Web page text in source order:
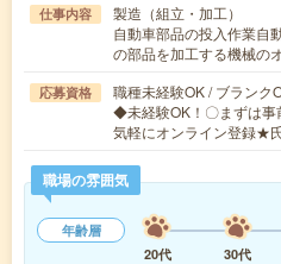
仕事内容
製造（組立・加工）
自動車部品の投入作業自
の部品を加工する機械の
応募資格
職種未経験OK / ブランク
◆未経験OK！〇まずは事
気軽にオンライン登録★
職場の雰囲気
年齢層
20代
30代